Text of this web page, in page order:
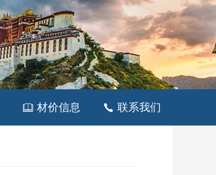
 材价信息  联系我们